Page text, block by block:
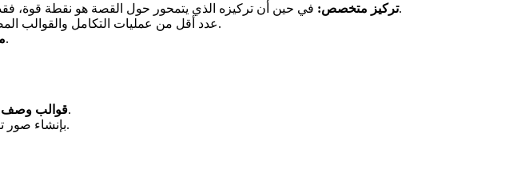
تركيز متخصص:في حين أن تركيزه الذي يتمحور حول القصة هو نقطة قوة، فقد يكون أقل تنوعًا للمستخدمين الذين يحتاجون إلى نطاق أوسع من أنواع الصور خارج السياقات السردية.
كنظام أساسي أحدث نسبيًا مقارنة بـ Canva، قد يكون لدى Story321 عدد أقل من عمليات التكامل والقوالب المصممة مسبقًا.
قد تتطلب عناصر التحكم المتقدمة، على الرغم من قوتها، منحنى تعلم أكثر حدة للمبتدئين.
قوالب وصفاستخدم القوالب المعدة مسبقًا لتوجيه مطالباتك والتأكد من التقاط العناصر الأساسية للمشهد.
حدد العاطفة أو الحالة المزاجية المطلوبة، وسيقوم Story321 بإنشاء صور تثير هذا الشعور.